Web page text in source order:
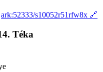
ark:52333/s10052r51rfw8x 🔗
Téka